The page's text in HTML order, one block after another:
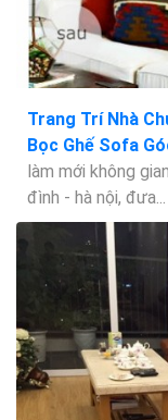
Trang Trí Nhà
Bọc Ghế Sofa
làm mới không
đình - hà nội, đưa...